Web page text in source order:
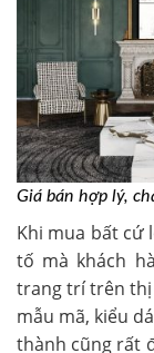
Giá bán hợp lý,
Khi mua bất cứ
tố mà khách
trang trí trên
mẫu mã, kiểu
thành cũng rất